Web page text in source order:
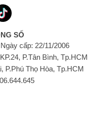
SỐ
cấp: 22/11/2006
P.Tân Bình, Tp.HCM
P.Phú Thọ Hòa, Tp.HCM